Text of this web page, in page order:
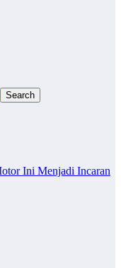
Ini Menjadi Incaran